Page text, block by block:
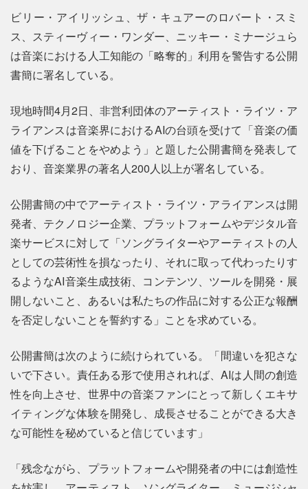
ビリー・アイリッシュ、ザ・キュアーのロバート・スミ
ス、スティーヴィー・ワンダー、ニッキー・ミナージュら
は音楽における人工知能の「略奪的」利用を警告する公開
書簡に署名している。
現地時間4月2日、非営利団体のアーティスト・ライツ・ア
ライアンスは音楽界におけるAIの台頭を受けて「音楽の価
値を下げることをやめよう」と題した公開書簡を発表して
おり、音楽業界の著名人200人以上が署名している。
公開書簡の中でアーティスト・ライツ・アライアンスは開
発者、テクノロジー企業、プラットフォームやデジタル音
楽サービスに対して「ソングライターやアーティストの人
としての芸術性を損なったり、それに取って代わったりす
るようなAI音楽生成技術、コンテンツ、ツールを開発・展
開しないこと、あるいは私たちの作品に対する公正な報酬
を否定しないことを誓約する」ことを求めている。
公開書簡は次のように続けられている。「間違いを犯さな
いで下さい。責任ある形で使用されれば、AIは人間の創造
性を向上させ、世界中の音楽ファンにとって新しくエキサ
イティングな体験を開発し、成長させることができる大き
な可能性を秘めていると信じています」
「残念ながら、プラットフォームや開発者の中には創造性